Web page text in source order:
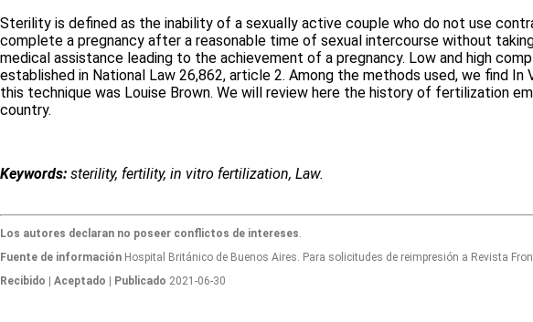
Sterility is defined as the inability of a sexually active couple who do not use
complete a pregnancy after a reasonable time of sexual intercourse without
medical assistance leading to the achievement of a pregnancy. Low and high
established in National Law 26,862, article 2. Among the methods used, we find
this technique was Louise Brown. We will review here the history of fertilization
country.
Keywords: sterility, fertility, in vitro fertilization, Law.
Los autores declaran no poseer conflictos de intereses.
Fuente de información Hospital Británico de Buenos Aires. Para solicitudes de reimpresión a Revista
Recibido | Aceptado | Publicado 2021-06-30